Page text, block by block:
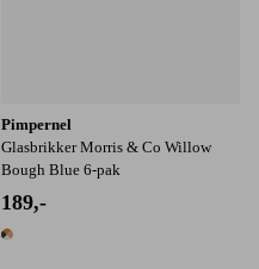
Pimpernel
Glasbrikker Morris & Co Willow
Bough Blue 6-pak
189,-
1 farve